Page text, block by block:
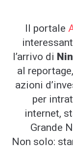
Il portale
l’arrivo di
al reportage,
azioni
per
internet,
Grande
Non solo: